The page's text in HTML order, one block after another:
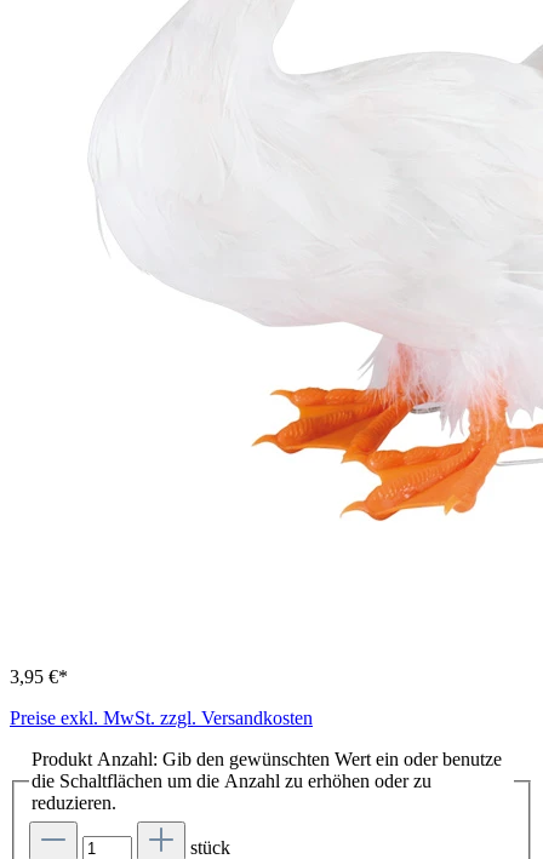
3,95 €*
Preise exkl. MwSt. zzgl. Versandkosten
Produkt Anzahl: Gib den gewünschten Wert ein oder benutze
die Schaltflächen um die Anzahl zu erhöhen oder zu
reduzieren.
stück